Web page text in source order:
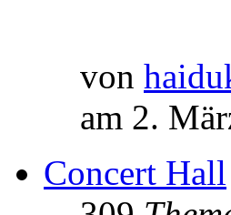
von
am 2.
Concert Hall